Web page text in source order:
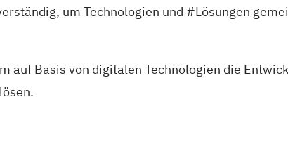
um Technologien und #Lösungen
auf Basis von digitalen Technologien die